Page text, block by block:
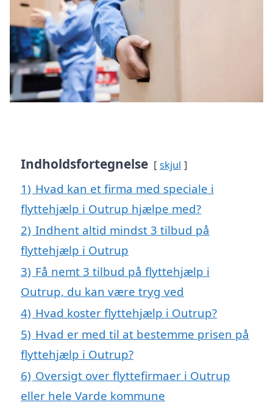
Indholdsfortegnelse skjul
1) Hvad kan et firma med speciale i
flyttehjælp i Outrup hjælpe med?
2) Indhent altid mindst 3 tilbud på
flyttehjælp i Outrup
3) Få nemt 3 tilbud på flyttehjælp i
Outrup, du kan være tryg ved
4) Hvad koster flyttehjælp i Outrup?
5) Hvad er med til at bestemme prisen på
flyttehjælp i Outrup?
6) Oversigt over flyttefirmaer i Outrup
eller hele Varde kommune